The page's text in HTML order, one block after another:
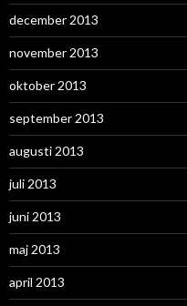
december 2013
november 2013
oktober 2013
september 2013
augusti 2013
juli 2013
juni 2013
maj 2013
april 2013